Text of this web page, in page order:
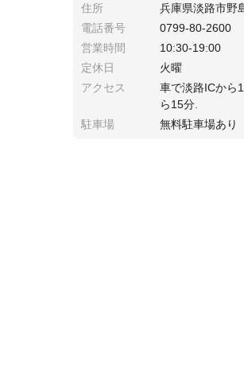
住所
兵庫県淡路市野
電話番号
0799-80-2600
営業時間
10:30-19:00
定休日
火曜
アクセス
車で淡路ICから
ら15分.
駐車場
無料駐車場あり